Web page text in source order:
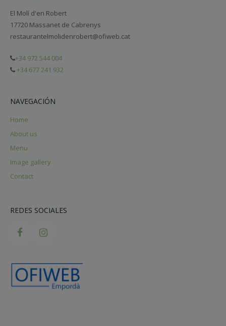
El Molí d'en Robert
17720 Massanet de Cabrenys
restaurantelmolidenrobert@ofiweb.cat
+34 972 544 004
+34 677 241 932
NAVEGACIÓN
Home
About us
Menu
Image gallery
Contact
REDES SOCIALES